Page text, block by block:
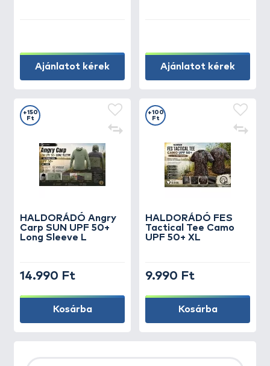
Ajánlatot kérek Ajánlatot kérek
HALDORÁDÓ Angry
Carp SUN UPF 50+
Long Sleeve L
+150
Ft
14.990 Ft
Kosárba
HALDORÁDÓ FES
Tactical Tee Camo
UPF 50+ XL
+100
Ft
9.990 Ft
Kosárba